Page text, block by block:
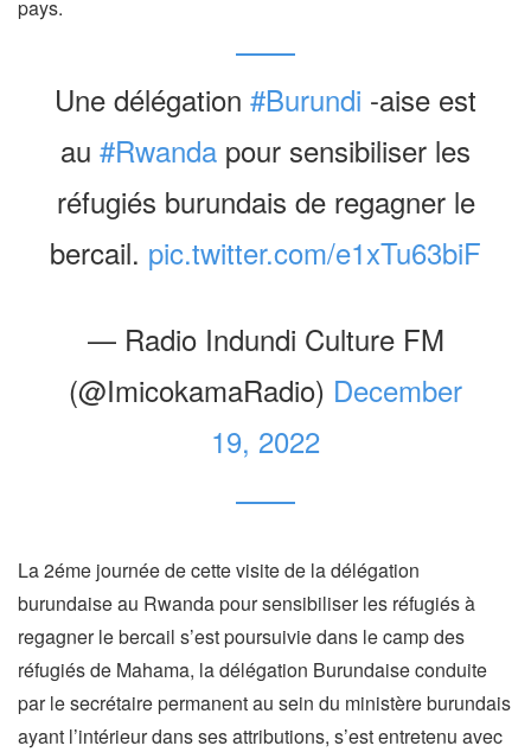
pays.
Une délégation #Burundi -aise est
au #Rwanda pour sensibiliser les
réfugiés burundais de regagner le
bercail. pic.twitter.com/e1xTu63biF
— Radio Indundi Culture FM
(@ImicokamaRadio) December
19, 2022
La 2éme journée de cette visite de la délégation
burundaise au Rwanda pour sensibiliser les réfugiés à
regagner le bercail s’est poursuivie dans le camp des
réfugiés de Mahama, la délégation Burundaise conduite
par le secrétaire permanent au sein du ministère burundais
ayant l’intérieur dans ses attributions, s’est entretenu avec